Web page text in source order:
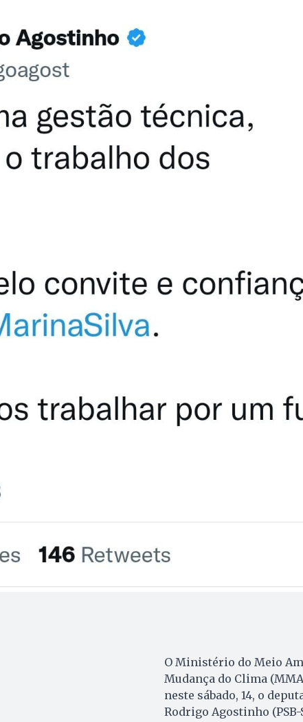
O Ministério do Meio
Mudança do Clima
neste sábado, 14, o
Rodrigo Agostinho (PSB-